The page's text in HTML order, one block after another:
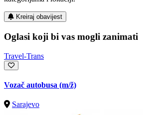
Kreiraj obavijest
Oglasi koji bi vas mogli zanimati
Travel-Trans
Vozač autobusa (m/ž)
Sarajevo